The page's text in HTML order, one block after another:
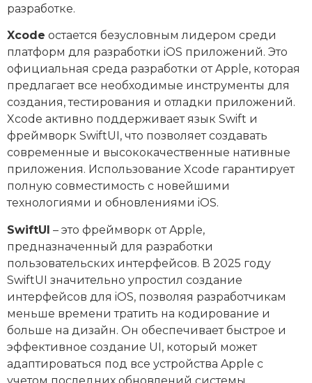
разработке.
Xcode остается безусловным лидером среди
платформ для разработки iOS приложений. Это
официальная среда разработки от Apple, которая
предлагает все необходимые инструменты для
создания, тестирования и отладки приложений.
Xcode активно поддерживает язык Swift и
фреймворк SwiftUI, что позволяет создавать
современные и высококачественные нативные
приложения. Использование Xcode гарантирует
полную совместимость с новейшими
технологиями и обновлениями iOS.
SwiftUI – это фреймворк от Apple,
предназначенный для разработки
пользовательских интерфейсов. В 2025 году
SwiftUI значительно упростил создание
интерфейсов для iOS, позволяя разработчикам
меньше времени тратить на кодирование и
больше на дизайн. Он обеспечивает быстрое и
эффективное создание UI, который может
адаптироваться под все устройства Apple с
учетом последних обновлений системы.